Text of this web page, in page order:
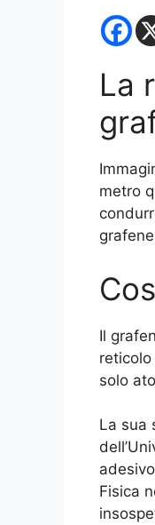
La
metro
Il
solo
La sua
Fisica